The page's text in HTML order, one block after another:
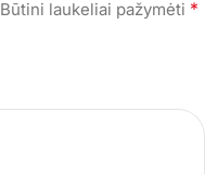
Būtini laukeliai pažymėti *